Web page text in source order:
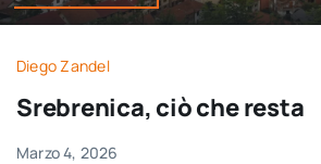
Diego Zandel
Srebrenica, ciò che resta
Marzo 4, 2026